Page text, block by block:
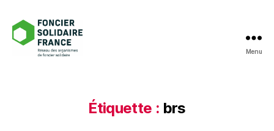
Menu
Étiquette : brs